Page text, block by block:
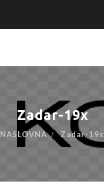
Zadar-19x
NASLOVNA Zadar-19x